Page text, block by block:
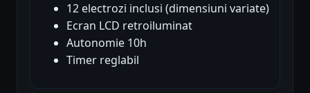
12 electrozi inclusi (dimensiuni variate)
Ecran LCD retroiluminat
Autonomie 10h
Timer reglabil